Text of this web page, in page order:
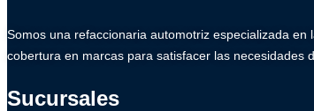
Somos una refaccionaria automotriz especializada
cobertura en marcas para satisfacer las necesidades
Sucursales